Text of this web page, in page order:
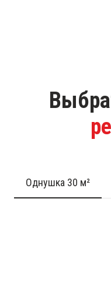
Однушка 30 м²